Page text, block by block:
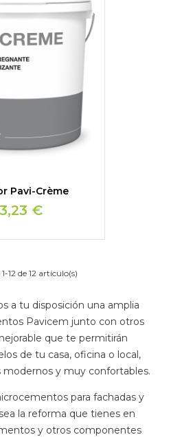
Pavi-Crème
€
12 de 12 artículo(s)
a tu disposición una amplia
Pavicem junto con otros
que te permitirán
de tu casa, oficina o local,
y muy confortables.
para fachadas y
la reforma que tienes en
y otros componentes